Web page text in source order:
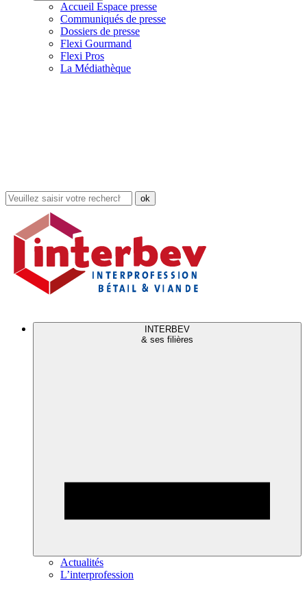
Accueil Espace presse
Communiqués de presse
Dossiers de presse
Flexi Gourmand
Flexi Pros
La Médiathèque
Rechercher
dans
site
INTERBEV
& ses filières
Actualités
L’interprofession